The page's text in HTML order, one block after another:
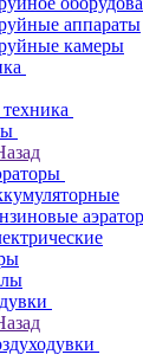
аппараты
камеры